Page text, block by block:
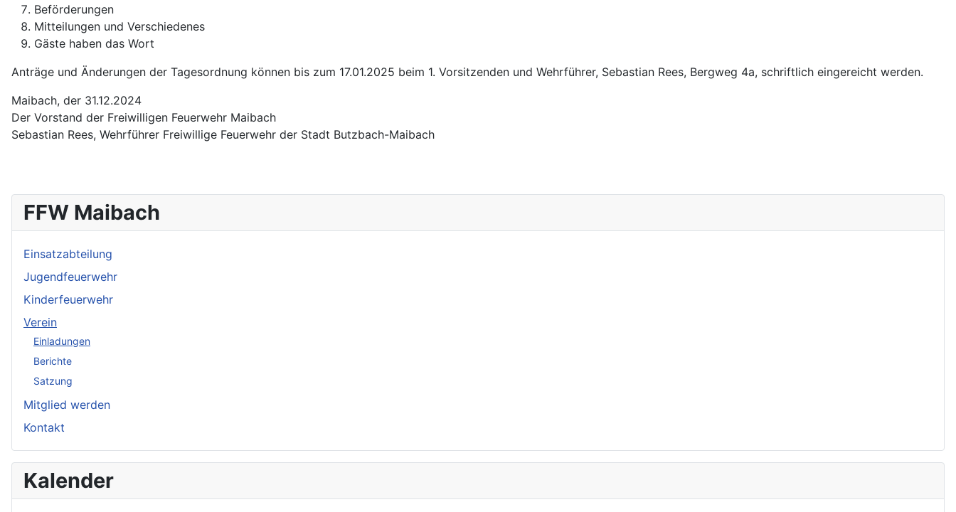
FFW Maibach
Einsatzabteilung
Jugendfeuerwehr
Kinderfeuerwehr
Verein
Einladungen
Berichte
Satzung
Mitglied werden
Kontakt
Kalender
Beförderungen
Mitteilungen und Verschiedenes
Gäste haben das Wort
Anträge und Änderungen der Tagesordnung können bis zum 17.01.2025 beim 1. Vorsitzenden und Wehrführer, Sebastian Rees, Bergweg 4a, schriftlich eingereicht werden.
Maibach, der 31.12.2024
Der Vorstand der Freiwilligen Feuerwehr Maibach
Sebastian Rees, Wehrführer Freiwillige Feuerwehr der Stadt Butzbach-Maibach